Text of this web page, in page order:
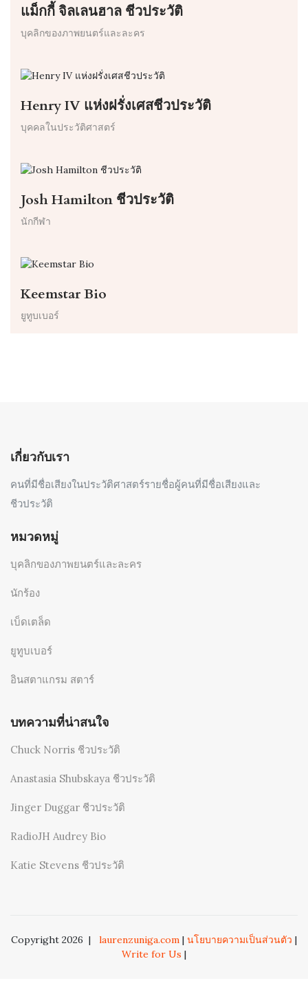
แม็กกี้ จิลเลนฮาล ชีวประวัติ
บุคลิกของภาพยนตร์และละคร
Henry IV แห่งฝรั่งเศสชีวประวัติ
บุคคลในประวัติศาสตร์
Josh Hamilton ชีวประวัติ
นักกีฬา
Keemstar Bio
ยูทูบเบอร์
เกี่ยวกับเรา
คนที่มีชื่อเสียงในประวัติศาสตร์รายชื่อผู้คนที่มีชื่อเสียงและ
ชีวประวัติ
หมวดหมู่
บุคลิกของภาพยนตร์และละคร
นักร้อง
เบ็ดเตล็ด
ยูทูบเบอร์
อินสตาแกรม สตาร์
บทความที่น่าสนใจ
Chuck Norris ชีวประวัติ
Anastasia Shubskaya ชีวประวัติ
Jinger Duggar ชีวประวัติ
RadioJH Audrey Bio
Katie Stevens ชีวประวัติ
Copyright 2026 | laurenzuniga.com | นโยบายความเป็นส่วนตัว |
Write for Us |